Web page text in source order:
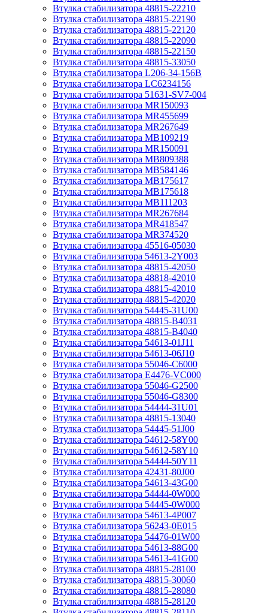
Втулка стабилизатора 48815-22210
Втулка стабилизатора 48815-22190
Втулка стабилизатора 48815-22120
Втулка стабилизатора 48815-22090
Втулка стабилизатора 48815-22150
Втулка стабилизатора 48815-33050
Втулка стабилизатора L206-34-156B
Втулка стабилизатора LC6234156
Втулка стабилизатора 51631-SV7-004
Втулка стабилизатора MR150093
Втулка стабилизатора MR455699
Втулка стабилизатора MR267649
Втулка стабилизатора MB109219
Втулка стабилизатора MR150091
Втулка стабилизатора MB809388
Втулка стабилизатора MB584146
Втулка стабилизатора MB175617
Втулка стабилизатора MB175618
Втулка стабилизатора MB111203
Втулка стабилизатора MR267684
Втулка стабилизатора MR418547
Втулка стабилизатора MR374520
Втулка стабилизатора 45516-05030
Втулка стабилизатора 54613-2Y003
Втулка стабилизатора 48815-42050
Втулка стабилизатора 48818-42010
Втулка стабилизатора 48815-42010
Втулка стабилизатора 48815-42020
Втулка стабилизатора 54445-31U00
Втулка стабилизатора 48815-B4031
Втулка стабилизатора 48815-B4040
Втулка стабилизатора 54613-01J11
Втулка стабилизатора 54613-06J10
Втулка стабилизатора 55046-C6000
Втулка стабилизатора E4476-VC000
Втулка стабилизатора 55046-G2500
Втулка стабилизатора 55046-G8300
Втулка стабилизатора 54444-31U01
Втулка стабилизатора 48815-13040
Втулка стабилизатора 54445-51J00
Втулка стабилизатора 54612-58Y00
Втулка стабилизатора 54612-58Y10
Втулка стабилизатора 54444-50Y11
Втулка стабилизатора 42431-80J00
Втулка стабилизатора 54613-43G00
Втулка стабилизатора 54444-0W000
Втулка стабилизатора 54445-0W000
Втулка стабилизатора 54613-4P007
Втулка стабилизатора 56243-0E015
Втулка стабилизатора 54476-01W00
Втулка стабилизатора 54613-88G00
Втулка стабилизатора 54613-41G00
Втулка стабилизатора 48815-28100
Втулка стабилизатора 48815-30060
Втулка стабилизатора 48815-28080
Втулка стабилизатора 48815-28120